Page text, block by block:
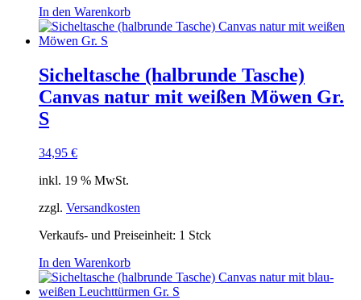
In den Warenkorb
Sicheltasche (halbrunde Tasche)
Canvas natur mit weißen Möwen Gr.
S
34,95 €
inkl. 19 % MwSt.
zzgl. Versandkosten
Verkaufs- und Preiseinheit: 1 Stck
In den Warenkorb